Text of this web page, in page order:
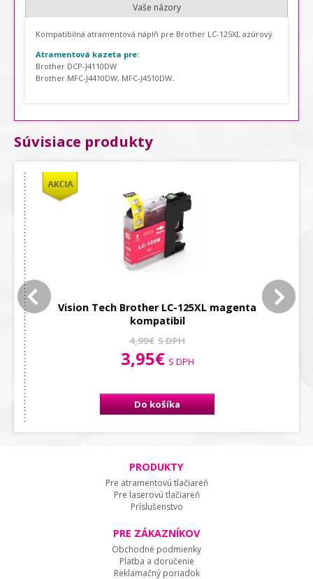
Vaše názory
Kompatibilná atramentová náplň pre Brother LC-125XL azúrový.
Atramentová kazeta pre:
Brother DCP-J4110DW
Brother MFC-J4410DW, MFC-J4510DW.
Súvisiace produkty
Vision Tech Brother LC-125XL magenta
kompatibil
4,99€ S DPH
3,95€ S DPH
Do košíka
PRODUKTY
Pre atramentovú tlačiareň
Pre laserovú tlačiareň
Príslušenstvo
PRE ZÁKAZNÍKOV
Obchodné podmienky
Platba a doručenie
Reklamačný poriadok